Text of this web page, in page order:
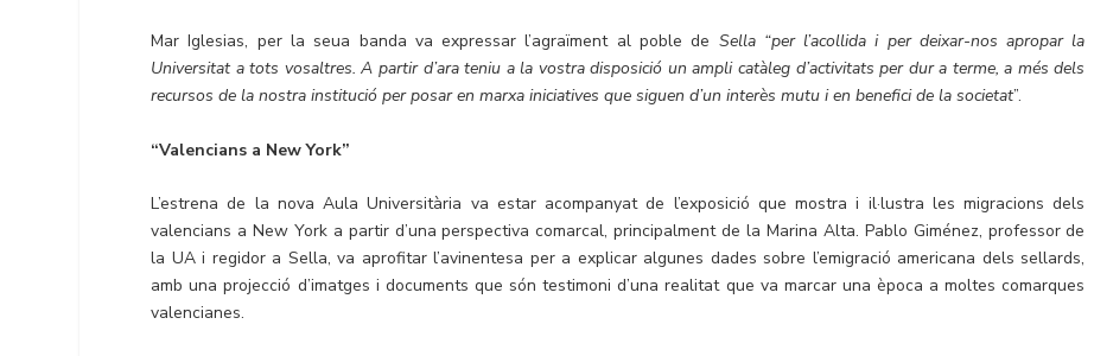
Mar Iglesias, per la seua banda va expressar l’agraïment al poble de Sella “per l’acollida i per deixar-nos apropar la
Universitat a tots vosaltres. A partir d’ara teniu a la vostra disposició un ampli catàleg d’activitats per dur a terme, a més dels
recursos de la nostra institució per posar en marxa iniciatives que siguen d’un interès mutu i en benefici de la societat”.
“Valencians a New York”
L’estrena de la nova Aula Universitària va estar acompanyat de l’exposició que mostra i il·lustra les migracions dels
valencians a New York a partir d’una perspectiva comarcal, principalment de la Marina Alta. Pablo Giménez, professor de
la UA i regidor a Sella, va aprofitar l’avinentesa per a explicar algunes dades sobre l’emigració americana dels sellards,
amb una projecció d’imatges i documents que són testimoni d’una realitat que va marcar una època a moltes comarques
valencianes.